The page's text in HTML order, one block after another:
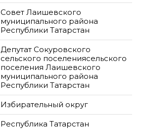
Совет Лаишевского
муниципального района
Республики Татарстан
Депутат Сокуровского
сельского поселениясельского
поселения Лаишевского
муниципального района
Республики Татарстан
Избирательный округ
Республика Татарстан